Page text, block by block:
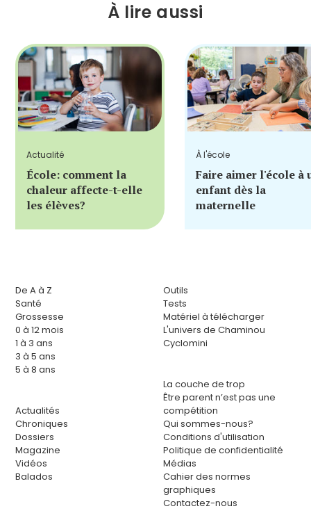
À lire aussi
Actualité
École: comment la
chaleur affecte-t-elle
les élèves?
À l'école
Faire aimer l'école à
enfant dès la
maternelle
De A à Z
Santé
Grossesse
0 à 12 mois
1 à 3 ans
3 à 5 ans
5 à 8 ans
Actualités
Chroniques
Dossiers
Magazine
Vidéos
Balados
Outils
Tests
Matériel à télécharger
L'univers de Chaminou
Cyclomini
La couche de trop
Être parent n’est pas une
compétition
Qui sommes-nous?
Conditions d'utilisation
Politique de confidentialité
Médias
Cahier des normes
graphiques
Contactez-nous